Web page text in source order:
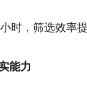
时，筛选效率
能力